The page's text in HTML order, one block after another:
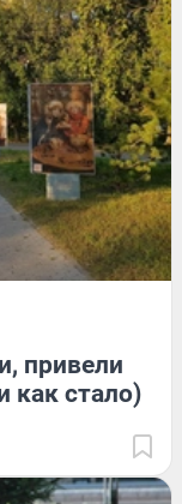
привели
как стало)